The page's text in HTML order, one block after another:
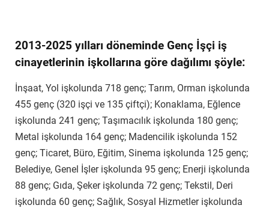
2013-2025 yılları döneminde Genç İşçi iş
cinayetlerinin işkollarına göre dağılımı şöyle:
İnşaat, Yol işkolunda 718 genç; Tarım, Orman işkolunda
455 genç (320 işçi ve 135 çiftçi); Konaklama, Eğlence
işkolunda 241 genç; Taşımacılık işkolunda 180 genç;
Metal işkolunda 164 genç; Madencilik işkolunda 152
genç; Ticaret, Büro, Eğitim, Sinema işkolunda 125 genç;
Belediye, Genel İşler işkolunda 95 genç; Enerji işkolunda
88 genç; Gıda, Şeker işkolunda 72 genç; Tekstil, Deri
işkolunda 60 genç; Sağlık, Sosyal Hizmetler işkolunda